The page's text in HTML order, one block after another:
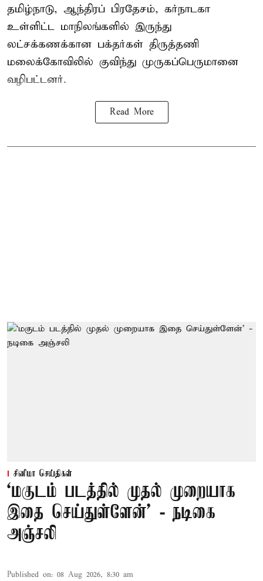
தமிழ்நாடு, ஆந்திரப் பிரதேசம், கர்நாடகா
உள்ளிட்ட மாநிலங்களில் இருந்து
லட்சக்கணக்கான பக்தர்கள் திருத்தணி
மலைக்கோவிலில் குவிந்து முருகப்பெருமானை
வழிபட்டனர்.
Read More
சினிமா செய்திகள்
‘மகுடம் படத்தில் முதல் முறையாக
இதை செய்துள்ளேன்’ - நடிகை
அஞ்சலி
Published on: 08 Aug 2026, 8:30 am